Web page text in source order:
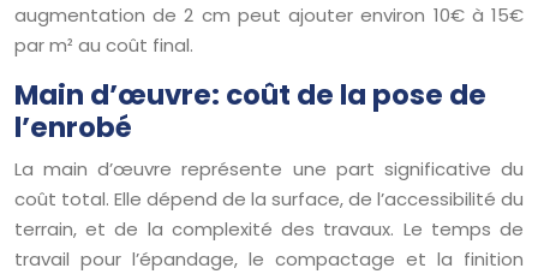
augmentation de 2 cm peut ajouter environ 10€ à 15€
par m² au coût final.
Main d’œuvre: coût de la pose de
l’enrobé
La main d’œuvre représente une part significative du
coût total. Elle dépend de la surface, de l’accessibilité du
terrain, et de la complexité des travaux. Le temps de
travail pour l’épandage, le compactage et la finition